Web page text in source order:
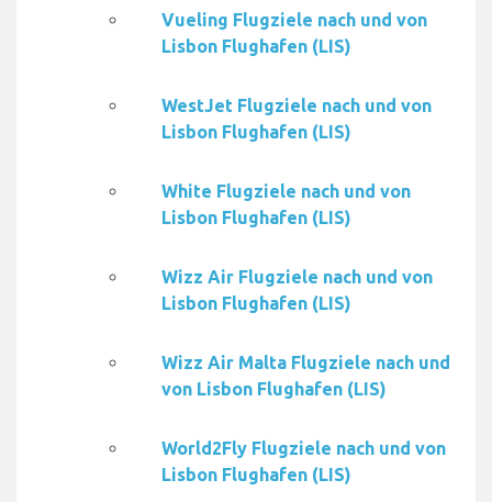
Vueling Flugziele nach und von
Lisbon Flughafen (LIS)
WestJet Flugziele nach und von
Lisbon Flughafen (LIS)
White Flugziele nach und von
Lisbon Flughafen (LIS)
Wizz Air Flugziele nach und von
Lisbon Flughafen (LIS)
Wizz Air Malta Flugziele nach und
von Lisbon Flughafen (LIS)
World2Fly Flugziele nach und von
Lisbon Flughafen (LIS)